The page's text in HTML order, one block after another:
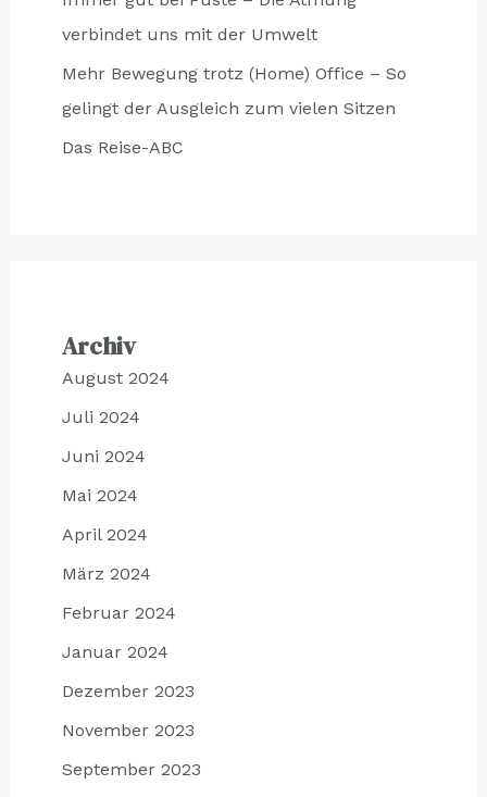
verbindet uns mit der Umwelt
Mehr Bewegung trotz (Home) Office – So
gelingt der Ausgleich zum vielen Sitzen
Das Reise-ABC
Archiv
August 2024
Juli 2024
Juni 2024
Mai 2024
April 2024
März 2024
Februar 2024
Januar 2024
Dezember 2023
November 2023
September 2023